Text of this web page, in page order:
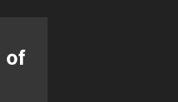
of